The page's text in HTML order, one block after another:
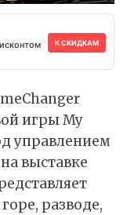
К СКИДКАМ
игры My
управлением
выставке
разводе,